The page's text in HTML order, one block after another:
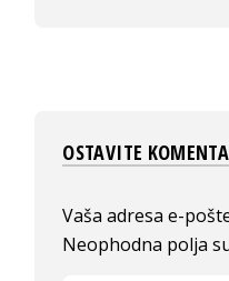
OSTAVITE
Vaša adresa e-
Neophodna polja